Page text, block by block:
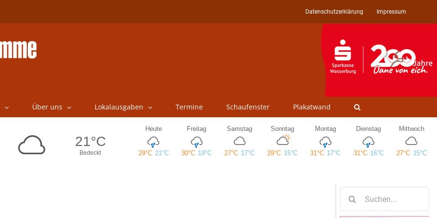
Datenschutzerklärung Impressum
Über uns Lokalausgaben Termine Schaufenster Plakatwand
nach: